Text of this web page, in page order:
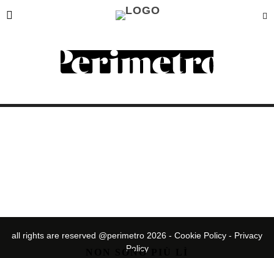
NON SONO PIÙ LÌ
all rights are reserved @perimetro 2026 - Cookie Policy - Privacy
Policy